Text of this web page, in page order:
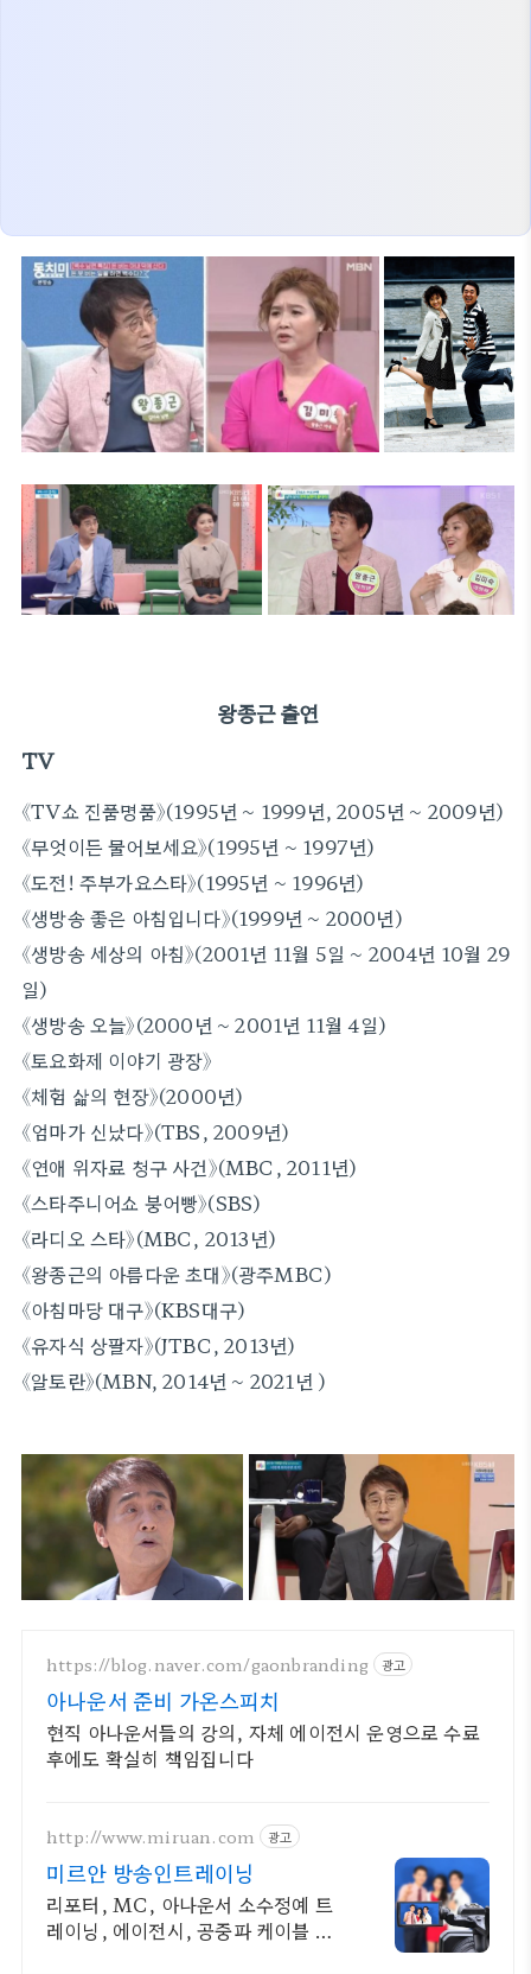
왕종근 출연
TV
《TV쇼 진품명품》(1995년 ~ 1999년, 2005년 ~ 2009년)
《무엇이든 물어보세요》(1995년 ~ 1997년)
《도전! 주부가요스타》(1995년 ~ 1996년)
《생방송 좋은 아침입니다》(1999년 ~ 2000년)
《생방송 세상의 아침》(2001년 11월 5일 ~ 2004년 10월 29
일)
《생방송 오늘》(2000년 ~ 2001년 11월 4일)
《토요화제 이야기 광장》
《체험 삶의 현장》(2000년)
《엄마가 신났다》(TBS, 2009년)
《연애 위자료 청구 사건》(MBC, 2011년)
《스타주니어쇼 붕어빵》(SBS)
《라디오 스타》(MBC, 2013년)
《왕종근의 아름다운 초대》(광주MBC)
《아침마당 대구》(KBS대구)
《유자식 상팔자》(JTBC, 2013년)
《알토란》(MBN, 2014년 ~ 2021년 )
https://blog.naver.com/gaonbranding 광고
아나운서 준비 가온스피치
현직 아나운서들의 강의, 자체 에이전시 운영으로 수료
후에도 확실히 책임집니다
http://www.miruan.com 광고
미르안 방송인트레이닝
리포터, MC, 아나운서 소수정예 트
레이닝, 에이전시, 공중파 케이블 오